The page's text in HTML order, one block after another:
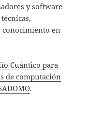
y software
conocimiento en
Cuántico para
de computación
.